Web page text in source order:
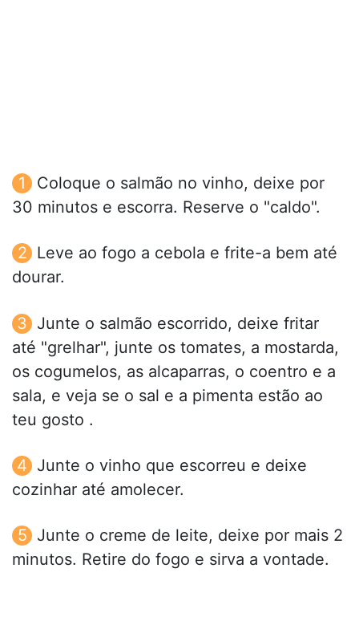
Coloque o salmão no vinho, deixe por
30 minutos e escorra. Reserve o "caldo".
Leve ao fogo a cebola e frite-a bem até
dourar.
Junte o salmão escorrido, deixe fritar
até "grelhar", junte os tomates, a mostarda,
os cogumelos, as alcaparras, o coentro e a
sala, e veja se o sal e a pimenta estão ao
teu gosto .
Junte o vinho que escorreu e deixe
cozinhar até amolecer.
Junte o creme de leite, deixe por mais 2
minutos. Retire do fogo e sirva a vontade.